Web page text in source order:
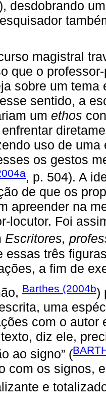
desdobrando
magistral
que o
sobre um
sentido, a
um ethos
uso de uma
os gestos
, p. 504). A
de que os
apreender na
locutor. Foi
Escritores,
essas três
a fim de
Barthes (2004b)
uma
com o autor
diz ele,
ao signo” (
com os signos,
e